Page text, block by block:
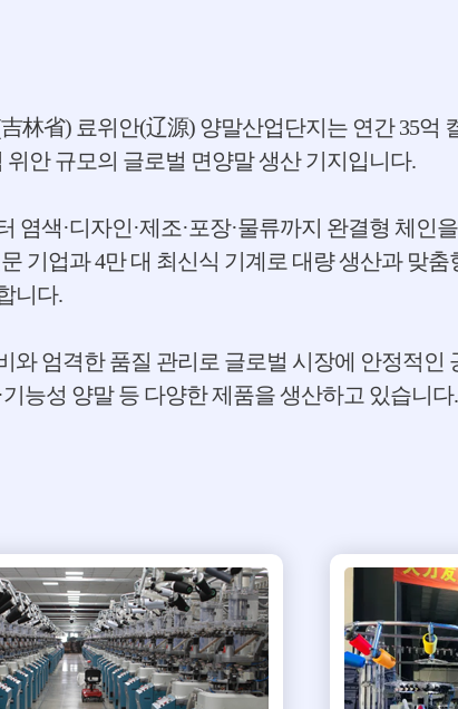
林省) 료위안(辽源) 양말산업단지는 연간 35억
위안 규모의 글로벌 면양말 생산 기지입니다.
염색·디자인·제조·포장·물류까지 완결형 체인
문 기업과 4만 대 최신식 기계로 대량 생산과 맞춤
니다.
와 엄격한 품질 관리로 글로벌 시장에 안정적인
기능성 양말 등 다양한 제품을 생산하고 있습니다.